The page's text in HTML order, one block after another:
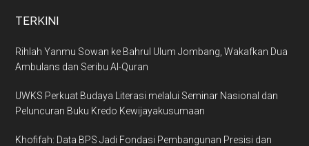
TERKINI
Rihlah Yanmu Sowan ke Bahrul Ulum Jombang, Wakafkan Dua
Ambulans dan Seribu Al-Quran
UWKS Perkuat Budaya Literasi melalui Seminar Nasional dan
Peluncuran Buku Kredo Kewijayakusumaan
Khofifah: Data BPS Jadi Fondasi Pembangunan Presisi dan